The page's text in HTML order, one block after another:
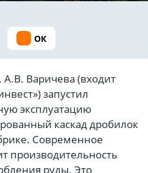
ОК
Варичева (входит
запустил
эксплуатацию
каскад дробилок
Современное
производительность
руды. Это